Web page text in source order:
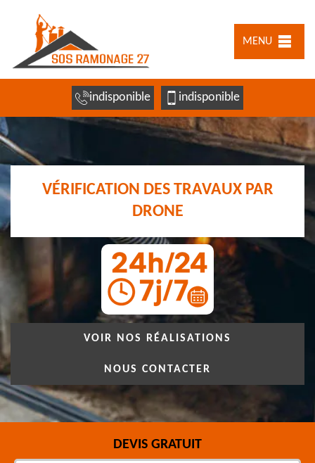
MENU
indisponible indisponible
VÉRIFICATION DES TRAVAUX PAR
DRONE
VOIR NOS RÉALISATIONS
NOUS CONTACTER
DEVIS GRATUIT